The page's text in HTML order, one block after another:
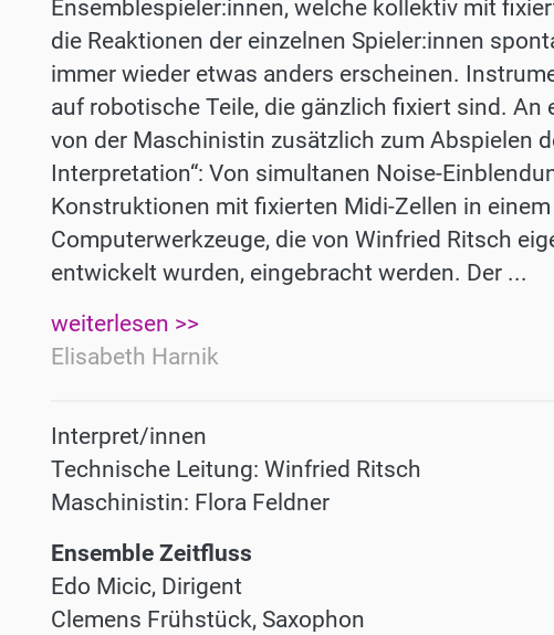
Ensemblespieler:innen, welche kollektiv mit
die Reaktionen der einzelnen Spieler:innen
immer wieder etwas anders erscheinen.
auf robotische Teile, die gänzlich fixiert sind.
von der Maschinistin zusätzlich zum Abspielen
Interpretation“: Von simultanen Noise-
Konstruktionen mit fixierten Midi-Zellen in
Computerwerkzeuge, die von Winfried Ritsch
entwickelt wurden, eingebracht werden. Der ...
weiterlesen >>
Elisabeth Harnik
Interpret/innen
Technische Leitung: Winfried Ritsch
Maschinistin: Flora Feldner
Ensemble Zeitfluss
Edo Micic, Dirigent
Clemens Frühstück, Saxophon